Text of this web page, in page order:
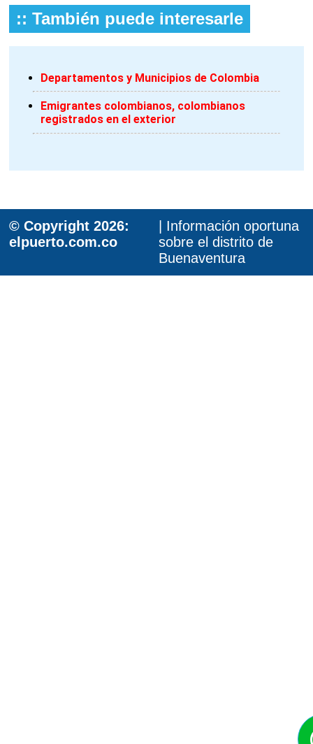
:: También puede interesarle
Departamentos y Municipios de Colombia
Emigrantes colombianos, colombianos
registrados en el exterior
© Copyright 2026:
elpuerto.com.co
| Información oportuna
sobre el distrito de
Buenaventura